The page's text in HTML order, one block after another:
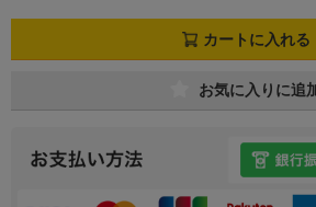
カートに入れる
お気に入りに追